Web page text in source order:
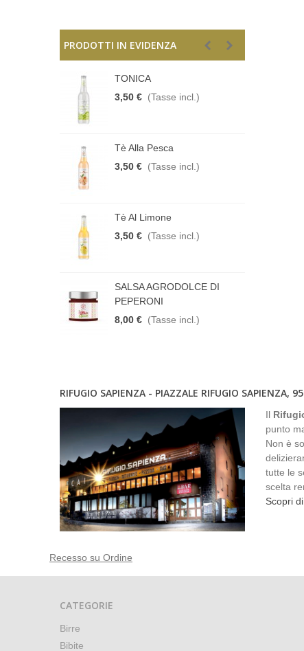
PRODOTTI IN EVIDENZA
TONICA
3,50 € (Tasse incl.)
Tè Alla Pesca
3,50 € (Tasse incl.)
Tè Al Limone
3,50 € (Tasse incl.)
SALSA AGRODOLCE DI
PEPERONI
8,00 € (Tasse incl.)
RIFUGIO SAPIENZA - PIAZZALE RIFUGIO SAPIENZA,
Il
punto
Non è
tutte le
scelta
Scopri
Recesso su Ordine
CATEGORIE
Birre
Bibite